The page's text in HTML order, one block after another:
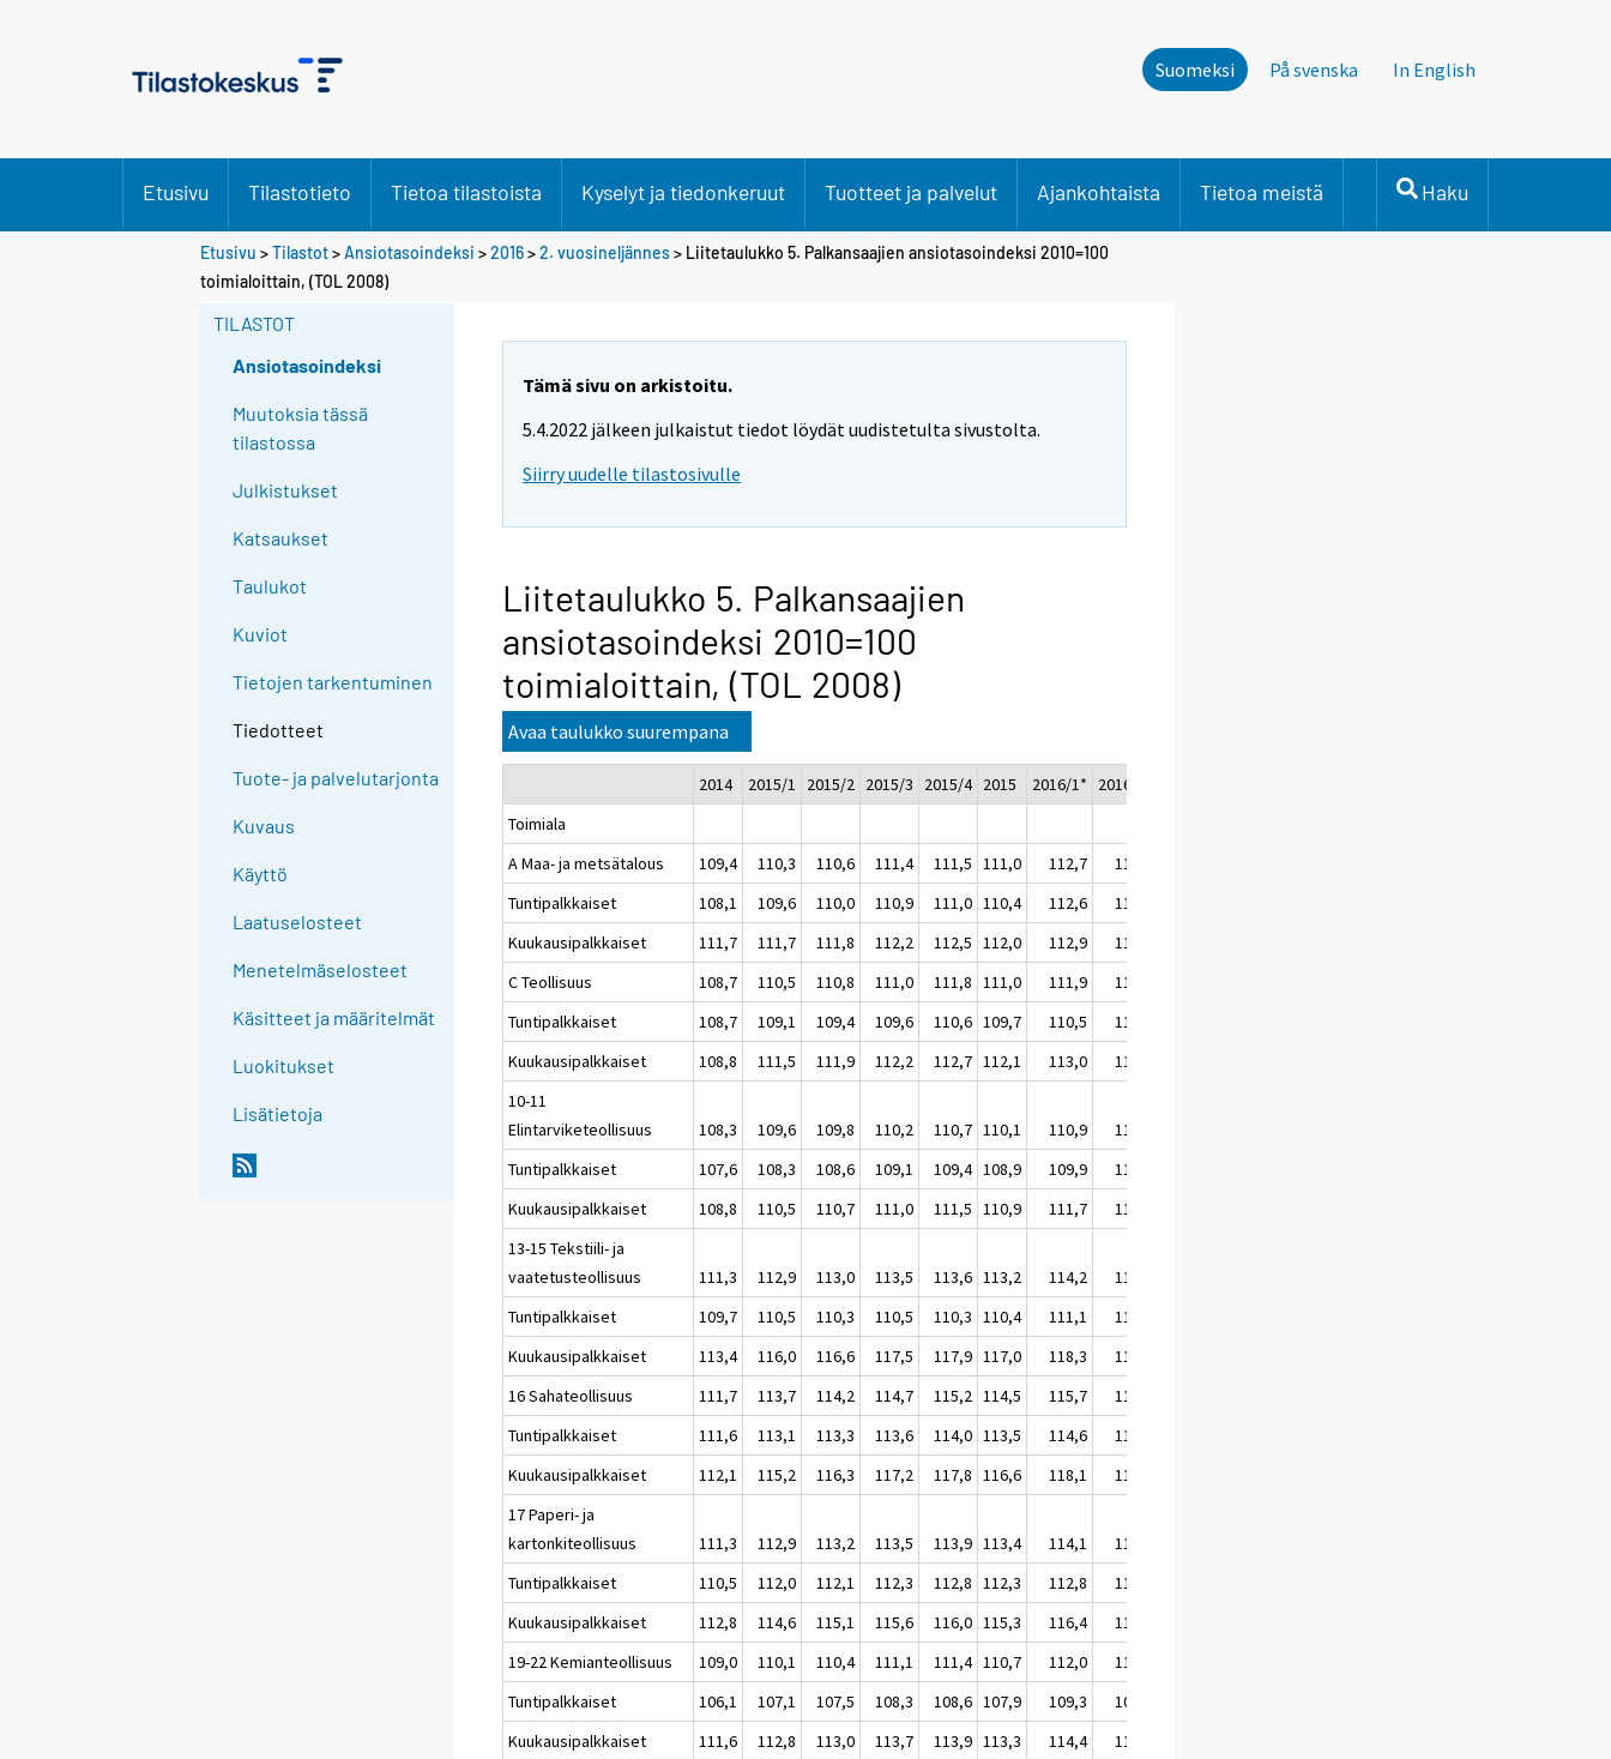
Suomeksi På svenska In English
Etusivu Tilastotieto Tietoa tilastoista Kyselyt ja tiedonkeruut Tuotteet ja palvelut Ajankohtaista Tietoa meistä Haku
Etusivu >Tilastot>Ansiotasoindeksi >2016>2. vuosineljännes> Liitetaulukko 5. Palkansaajien ansiotasoindeksi 2010=100
toimialoittain, (TOL 2008)
TILASTOT
Ansiotasoindeksi
Muutoksia tässä
tilastossa
Julkistukset
Katsaukset
Taulukot
Kuviot
Tietojen tarkentuminen
Tiedotteet
Tuote- ja palvelutarjonta
Kuvaus
Käyttö
Laatuselosteet
Menetelmäselosteet
Käsitteet ja määritelmät
Luokitukset
Lisätietoja
Tämä sivu on arkistoitu.
5.4.2022 jälkeen julkaistut tiedot löydät uudistetulta sivustolta.
Siirry uudelle tilastosivulle
Liitetaulukko 5. Palkansaajien
ansiotasoindeksi 2010=100
toimialoittain, (TOL 2008)
Avaa taulukko suurempana
2014 2015/1 2015/2 2015/3 2015/4 2015 2016/1*
2016/2*
Toimiala
A Maa- ja metsätalous
109,4 110,3 110,6 111,4 111,5 111,0 112,7
112,5
Tuntipalkkaiset
108,1 109,6 110,0 110,9 111,0 110,4 112,6
112,1
Kuukausipalkkaiset
111,7 111,7 111,8 112,2 112,5 112,0 112,9
113,3
C Teollisuus
108,7 110,5 110,8 111,0 111,8 111,0 111,9
112,2
Tuntipalkkaiset
108,7 109,1 109,4 109,6 110,6 109,7 110,5
110,7
Kuukausipalkkaiset
108,8 111,5 111,9 112,2 112,7 112,1 113,0
113,3
10-11
Elintarviketeollisuus
108,3 109,6 109,8 110,2 110,7 110,1 110,9
111,4
Tuntipalkkaiset
107,6 108,3 108,6 109,1 109,4 108,9 109,9
110,2
Kuukausipalkkaiset
108,8 110,5 110,7 111,0 111,5 110,9 111,7
112,1
13-15 Tekstiili- ja
vaatetusteollisuus
111,3 112,9 113,0 113,5 113,6 113,2 114,2
114,4
Tuntipalkkaiset
109,7 110,5 110,3 110,5 110,3 110,4 111,1
111,2
Kuukausipalkkaiset
113,4 116,0 116,6 117,5 117,9 117,0 118,3
118,7
16 Sahateollisuus
111,7 113,7 114,2 114,7 115,2 114,5 115,7
115,9
Tuntipalkkaiset
111,6 113,1 113,3 113,6 114,0 113,5 114,6
114,7
Kuukausipalkkaiset
112,1 115,2 116,3 117,2 117,8 116,6 118,1
118,4
17 Paperi- ja
kartonkiteollisuus
111,3 112,9 113,2 113,5 113,9 113,4 114,1
114,5
Tuntipalkkaiset
110,5 112,0 112,1 112,3 112,8 112,3 112,8
113,2
Kuukausipalkkaiset
112,8 114,6 115,1 115,6 116,0 115,3 116,4
116,9
19-22 Kemianteollisuus
109,0 110,1 110,4 111,1 111,4 110,7 112,0
112,2
Tuntipalkkaiset
106,1 107,1 107,5 108,3 108,6 107,9 109,3
109,5
Kuukausipalkkaiset
111,6 112,8 113,0 113,7 113,9 113,3 114,4
114,6